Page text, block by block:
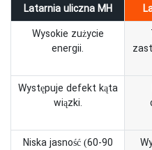
Latarnia uliczna MH
Wysokie zużycie
energii.
Występuje defekt kąta
wiązki.
Niska jasność (60-90